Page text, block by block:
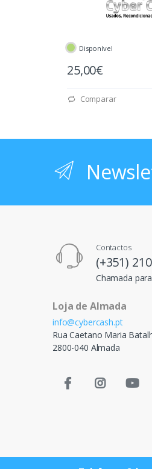
Disponível
25,00€
Comparar
Contactos
(+351)
Chamada
Loja de Almada
info@cybercash.pt
Rua Caetano Maria
2800-040 Almada